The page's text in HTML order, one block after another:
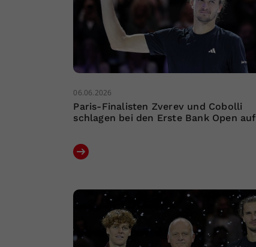
06.06.2026
Paris-Finalisten Zverev und Cobolli
schlagen bei den Erste Bank Open auf